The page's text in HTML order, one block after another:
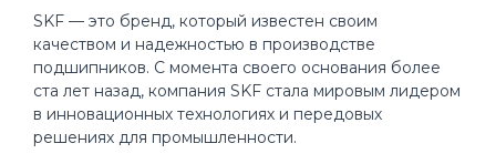
SKF — это бренд, который известен своим
качеством и надежностью в производстве
подшипников. С момента своего основания более
ста лет назад, компания SKF стала мировым лидером
в инновационных технологиях и передовых
решениях для промышленности.